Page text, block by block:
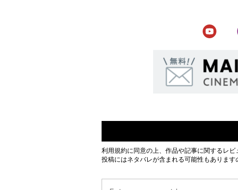
利用規約に同意の上、作品や記事に関するレビ
投稿にはネタバレが含まれる可能性もあります